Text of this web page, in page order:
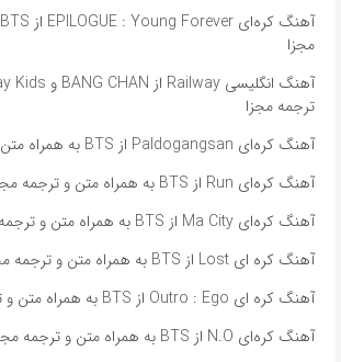
مجزا
ترجمه مجزا
آهنگ کره‌ای Paldogangsan از BTS به همراه متن و ترجمه مجزا
آهنگ کره‌ای Run از BTS به همراه متن و ترجمه مجزا
آهنگ کره‌ای Ma City از BTS به همراه متن و ترجمه مجزا
آهنگ کره ای Lost از BTS به همراه متن و ترجمه مجزا
آهنگ کره ای Outro : Ego از BTS به همراه متن و ترجمه مجزا
آهنگ کره‌ای N.O از BTS به همراه متن و ترجمه مجزا